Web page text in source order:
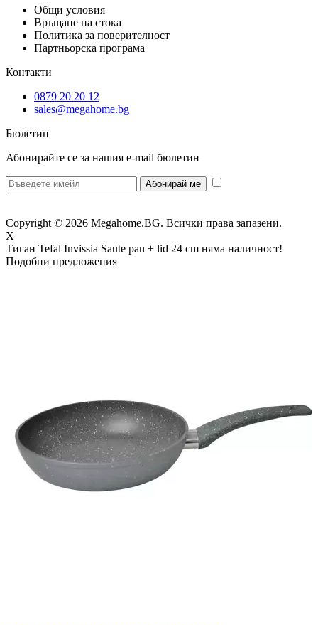
Общи условия
Връщане на стока
Политика за поверителност
Партньорска програма
Контакти
0879 20 20 12
sales@megahome.bg
Бюлетин
Абонирайте се за нашия e-mail бюлетин
Copyright © 2026 Megahome.BG. Всички права запазени.
X
Тиган Tefal Invissia Saute pan + lid 24 cm няма наличност!
Подобни предложения